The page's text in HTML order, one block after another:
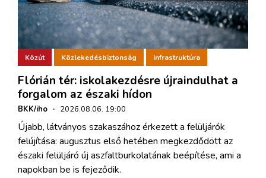
Közút Közlekedésbiztonság Infrastruktúra
Flórián tér: iskolakezdésre újraindulhat a
forgalom az északi hídon
BKK/iho · 2026.08.06. 19:00
Újabb, látványos szakaszához érkezett a felüljárók
felújítása: augusztus első hetében megkezdődött az
északi felüljáró új aszfaltburkolatának beépítése, ami a
napokban be is fejeződik.